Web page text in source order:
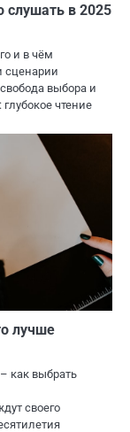
слушать в 2025
и в чём
сценарии
выбора и
чтение
лучше
как выбрать
своего